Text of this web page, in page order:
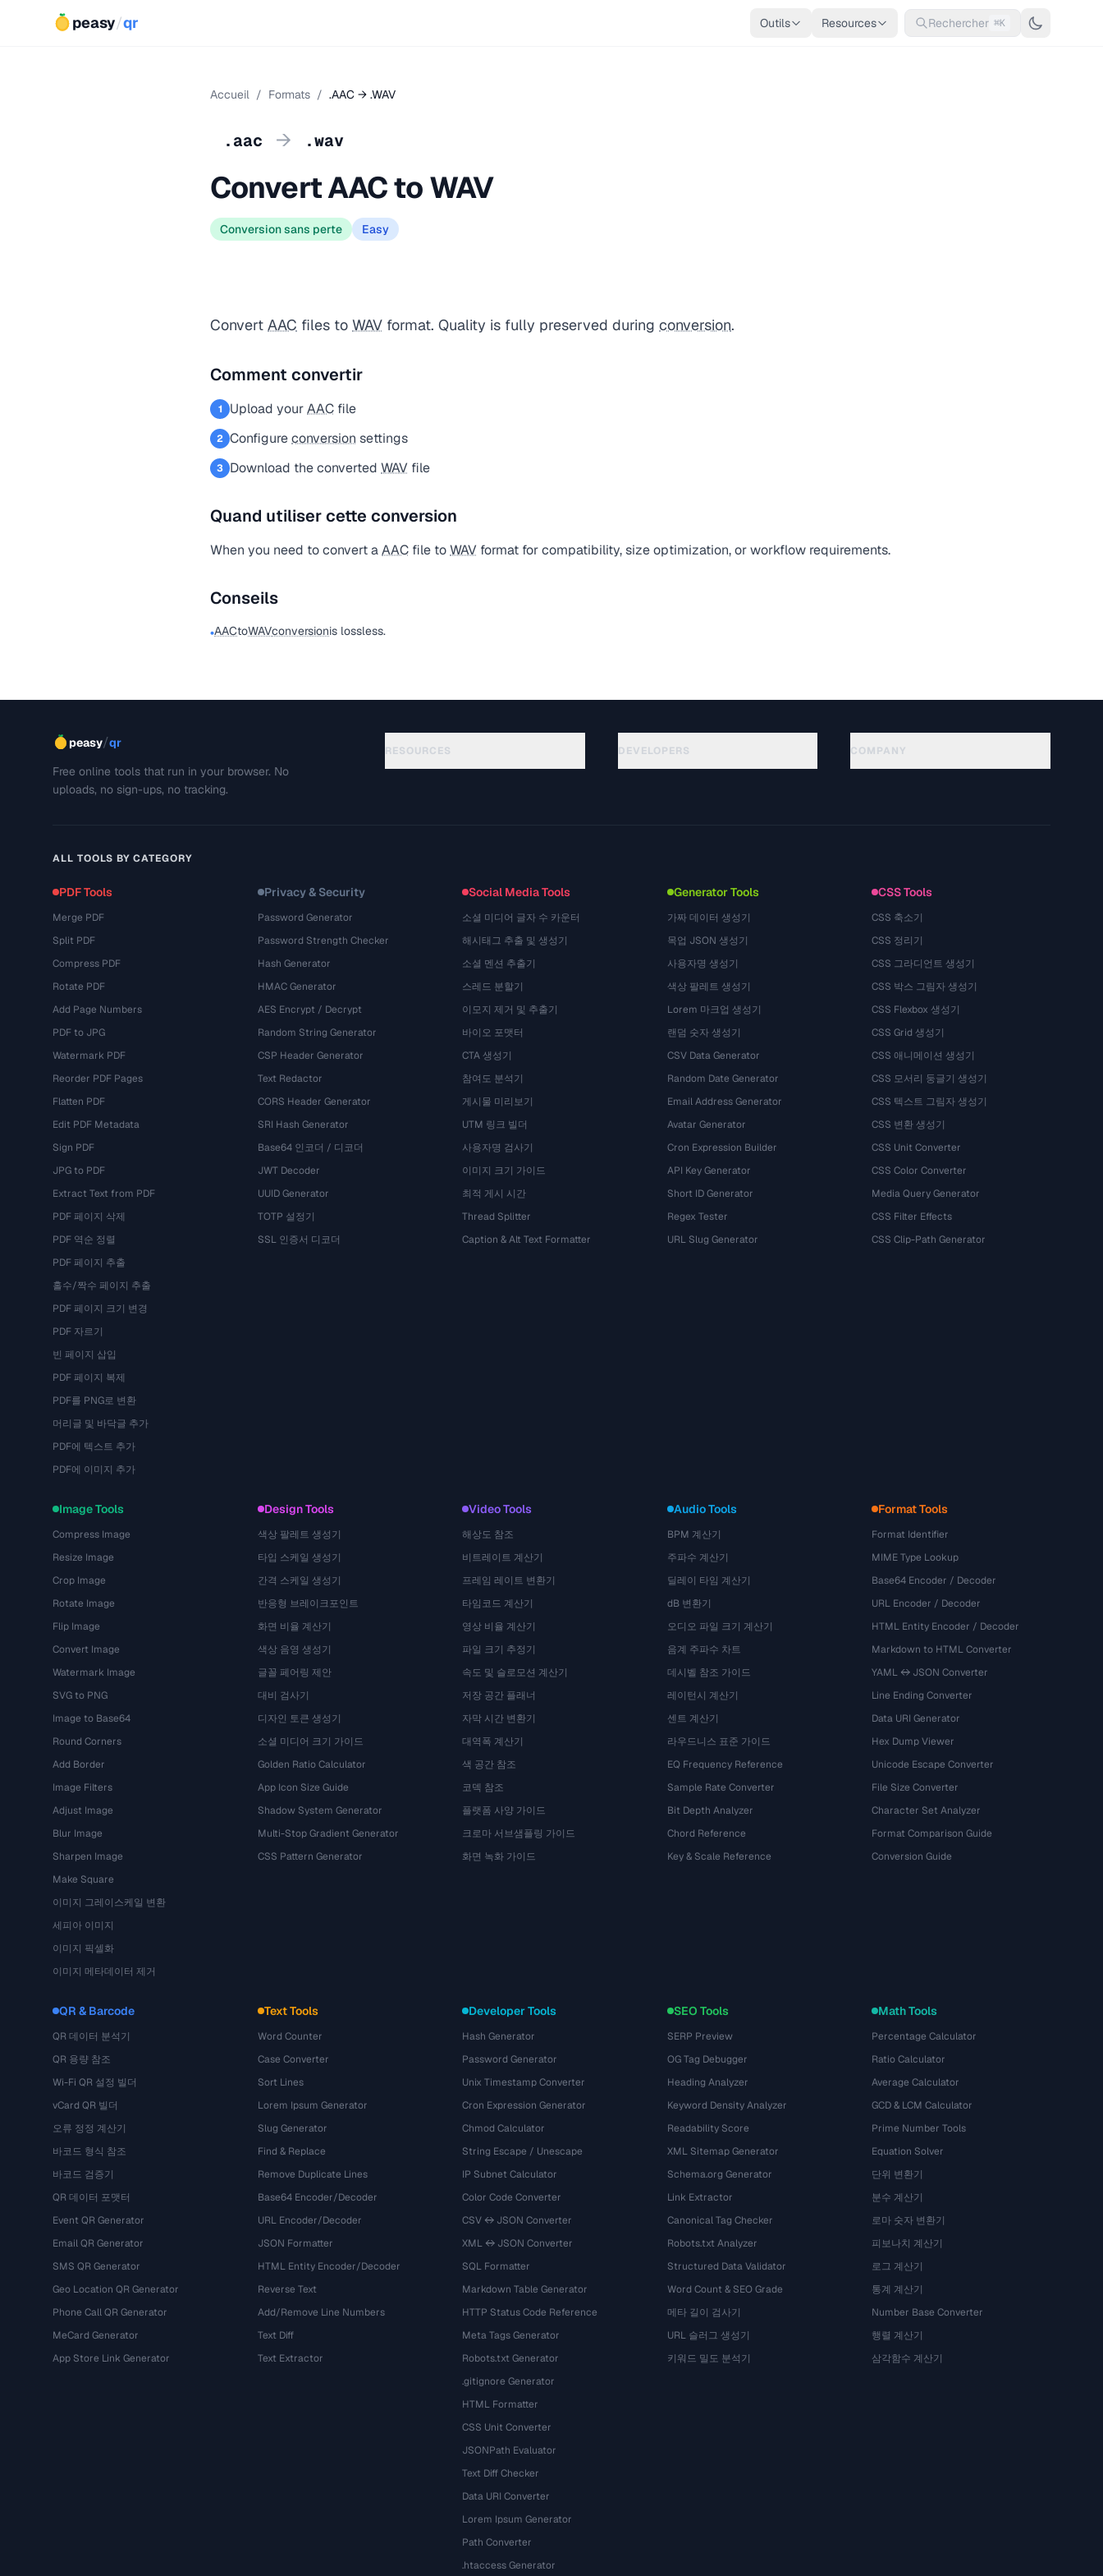
peasy/qr Outils Resources Rechercher ⌘K
Accueil / Formats / .AAC → .WAV
.aac → .wav
Convert AAC to WAV
Conversion sans perte Easy
Convert AAC files to WAV format. Quality is fully preserved during conversion.
Comment convertir
1 Upload yourAAC file
2 Configureconversion settings
3 Download the converted WAV file
Quand utiliser cette conversion
When you need to convert aAAC file toWAV format for compatibility, size optimization, or workflow requirements.
Conseils
•AACtoWAVconversionis lossless.
peasy/qr
Free online tools that run in your browser. No
uploads, no sign-ups, no tracking.
RESOURCES DEVELOPERS COMPANY
ALL TOOLS BY CATEGORY
PDF Tools
Merge PDF
Split PDF
Compress PDF
Rotate PDF
Add Page Numbers
PDF to JPG
Watermark PDF
Reorder PDF Pages
Flatten PDF
Edit PDF Metadata
Sign PDF
JPG to PDF
Extract Text from PDF
PDF 페이지 삭제
PDF 역순 정렬
PDF 페이지 추출
홀수/짝수 페이지 추출
PDF 페이지 크기 변경
PDF 자르기
빈 페이지 삽입
PDF 페이지 복제
PDF를 PNG로 변환
머리글 및 바닥글 추가
PDF에 텍스트 추가
PDF에 이미지 추가
Privacy & Security
Password Generator
Password Strength Checker
Hash Generator
HMAC Generator
AES Encrypt / Decrypt
Random String Generator
CSP Header Generator
Text Redactor
CORS Header Generator
SRI Hash Generator
Base64 인코더 / 디코더
JWT Decoder
UUID Generator
TOTP 설정기
SSL 인증서 디코더
Social Media Tools
소셜 미디어 글자 수 카운터
해시태그 추출 및 생성기
소셜 멘션 추출기
스레드 분할기
이모지 제거 및 추출기
바이오 포맷터
CTA 생성기
참여도 분석기
게시물 미리보기
UTM 링크 빌더
사용자명 검사기
이미지 크기 가이드
최적 게시 시간
Thread Splitter
Caption & Alt Text Formatter
Generator Tools
가짜 데이터 생성기
목업 JSON 생성기
사용자명 생성기
색상 팔레트 생성기
Lorem 마크업 생성기
랜덤 숫자 생성기
CSV Data Generator
Random Date Generator
Email Address Generator
Avatar Generator
Cron Expression Builder
API Key Generator
Short ID Generator
Regex Tester
URL Slug Generator
CSS Tools
CSS 축소기
CSS 정리기
CSS 그라디언트 생성기
CSS 박스 그림자 생성기
CSS Flexbox 생성기
CSS Grid 생성기
CSS 애니메이션 생성기
CSS 모서리 둥글기 생성기
CSS 텍스트 그림자 생성기
CSS 변환 생성기
CSS Unit Converter
CSS Color Converter
Media Query Generator
CSS Filter Effects
CSS Clip-Path Generator
Image Tools
Compress Image
Resize Image
Crop Image
Rotate Image
Flip Image
Convert Image
Watermark Image
SVG to PNG
Image to Base64
Round Corners
Add Border
Image Filters
Adjust Image
Blur Image
Sharpen Image
Make Square
이미지 그레이스케일 변환
세피아 이미지
이미지 픽셀화
이미지 메타데이터 제거
Design Tools
색상 팔레트 생성기
타입 스케일 생성기
간격 스케일 생성기
반응형 브레이크포인트
화면 비율 계산기
색상 음영 생성기
글꼴 페어링 제안
대비 검사기
디자인 토큰 생성기
소셜 미디어 크기 가이드
Golden Ratio Calculator
App Icon Size Guide
Shadow System Generator
Multi-Stop Gradient Generator
CSS Pattern Generator
Video Tools
해상도 참조
비트레이트 계산기
프레임 레이트 변환기
타임코드 계산기
영상 비율 계산기
파일 크기 추정기
속도 및 슬로모션 계산기
저장 공간 플래너
자막 시간 변환기
대역폭 계산기
색 공간 참조
코덱 참조
플랫폼 사양 가이드
크로마 서브샘플링 가이드
화면 녹화 가이드
Audio Tools
BPM 계산기
주파수 계산기
딜레이 타임 계산기
dB 변환기
오디오 파일 크기 계산기
음계 주파수 차트
데시벨 참조 가이드
레이턴시 계산기
센트 계산기
라우드니스 표준 가이드
EQ Frequency Reference
Sample Rate Converter
Bit Depth Analyzer
Chord Reference
Key & Scale Reference
Format Tools
Format Identifier
MIME Type Lookup
Base64 Encoder / Decoder
URL Encoder / Decoder
HTML Entity Encoder / Decoder
Markdown to HTML Converter
YAML ↔ JSON Converter
Line Ending Converter
Data URI Generator
Hex Dump Viewer
Unicode Escape Converter
File Size Converter
Character Set Analyzer
Format Comparison Guide
Conversion Guide
QR & Barcode
QR 데이터 분석기
QR 용량 참조
Wi-Fi QR 설정 빌더
vCard QR 빌더
오류 정정 계산기
바코드 형식 참조
바코드 검증기
QR 데이터 포맷터
Event QR Generator
Email QR Generator
SMS QR Generator
Geo Location QR Generator
Phone Call QR Generator
MeCard Generator
App Store Link Generator
Text Tools
Word Counter
Case Converter
Sort Lines
Lorem Ipsum Generator
Slug Generator
Find & Replace
Remove Duplicate Lines
Base64 Encoder/Decoder
URL Encoder/Decoder
JSON Formatter
HTML Entity Encoder/Decoder
Reverse Text
Add/Remove Line Numbers
Text Diff
Text Extractor
Developer Tools
Hash Generator
Password Generator
Unix Timestamp Converter
Cron Expression Generator
Chmod Calculator
String Escape / Unescape
IP Subnet Calculator
Color Code Converter
CSV ↔ JSON Converter
XML ↔ JSON Converter
SQL Formatter
Markdown Table Generator
HTTP Status Code Reference
Meta Tags Generator
Robots.txt Generator
.gitignore Generator
HTML Formatter
CSS Unit Converter
JSONPath Evaluator
Text Diff Checker
Data URI Converter
Lorem Ipsum Generator
Path Converter
.htaccess Generator
SEO Tools
SERP Preview
OG Tag Debugger
Heading Analyzer
Keyword Density Analyzer
Readability Score
XML Sitemap Generator
Schema.org Generator
Link Extractor
Canonical Tag Checker
Robots.txt Analyzer
Structured Data Validator
Word Count & SEO Grade
메타 길이 검사기
URL 슬러그 생성기
키워드 밀도 분석기
Math Tools
Percentage Calculator
Ratio Calculator
Average Calculator
GCD & LCM Calculator
Prime Number Tools
Equation Solver
단위 변환기
분수 계산기
로마 숫자 변환기
피보나치 계산기
로그 계산기
통계 계산기
Number Base Converter
행렬 계산기
삼각함수 계산기